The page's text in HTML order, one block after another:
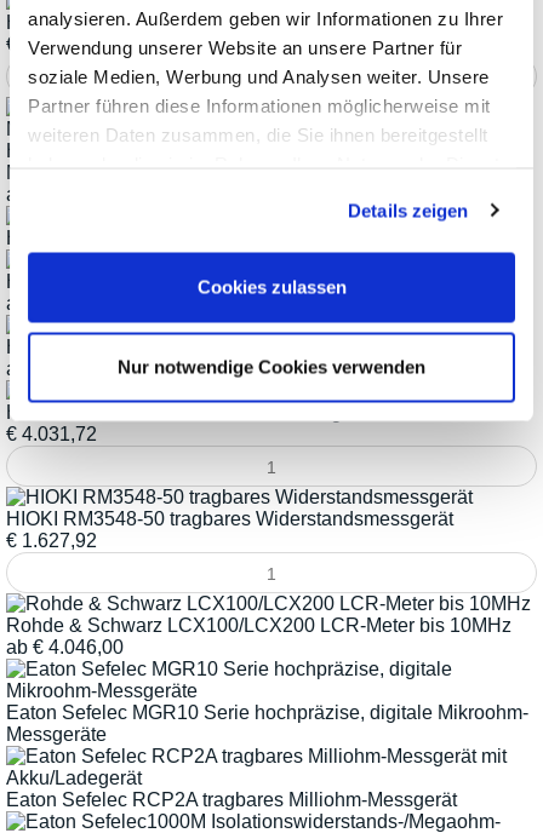
analysieren. Außerdem geben wir Informationen zu Ihrer
Verwendung unserer Website an unsere Partner für
soziale Medien, Werbung und Analysen weiter. Unsere
Partner führen diese Informationen möglicherweise mit
weiteren Daten zusammen, die Sie ihnen bereitgestellt
Details zeigen
Cookies zulassen
Nur notwendige Cookies verwenden
HIOKI IM3590 Chemischer Impedanz-Analysator
€
9.910,32
HIOKI IM35xx Serie LCR-Messgeräte und Impedanz-
Messgeräte
ab
HIOKI IM758x Serie Impedanz-Analysatoren bis 3GHz
HIOKI Widerstandsmessgerät RM3542C Serie
ab
HIOKI RM354x Serie Widerstandsmessgeräte
ab
1.270,92
HIOKI RM3546 DC-Widerstandsmessgerät
€ 4.031,72
HIOKI RM3548-50 tragbares Widerstandsmessgerät
€ 1.627,92
Rohde & Schwarz LCX100/LCX200 LCR-Meter bis 10MHz
ab € 4.046,00
Eaton Sefelec MGR10 Serie hochpräzise, digitale Mikroohm-
Messgeräte
Eaton Sefelec RCP2A tragbares Milliohm-Messgerät